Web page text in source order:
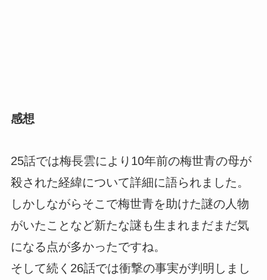
感想
25話では梅長雲により10年前の梅世青の母が
殺された経緯について詳細に語られました。
しかしながらそこで梅世青を助けた謎の人物
がいたことなど新たな謎も生まれまだまだ気
になる点が多かったですね。
そして続く26話では衝撃の事実が判明しまし